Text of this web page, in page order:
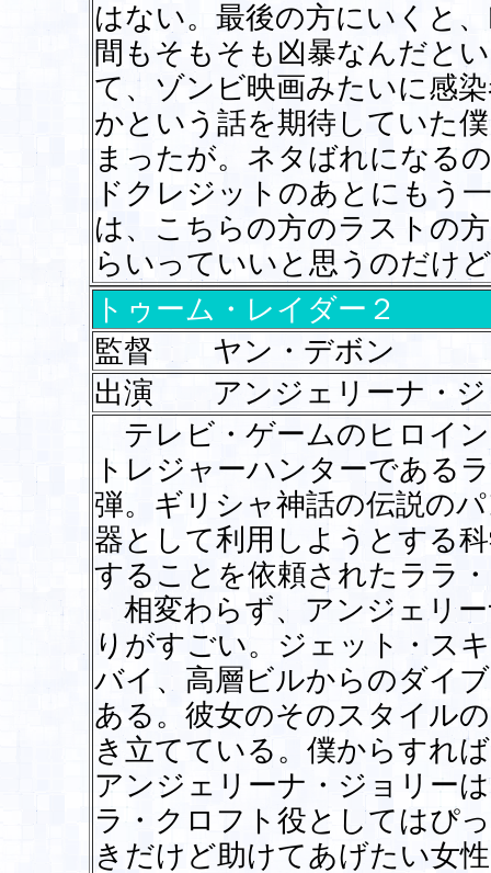
はない。最後の方にいくと
間もそもそも凶暴なんだと
て、ゾンビ映画みたいに感
かという話を期待していた
まったが。ネタばれになる
ドクレジットのあとにもう
は、こちらの方のラストの
らいっていいと思うのだけ
トゥーム・レイダー２
監督 ヤン・デボン
出演 アンジェリーナ・
テレビ・ゲームのヒロイ
トレジャーハンターである
弾。ギリシャ神話の伝説の
器として利用しようとする
することを依頼されたララ
相変わらず、アンジェリ
りがすごい。ジェット・ス
バイ、高層ビルからのダイ
ある。彼女のそのスタイル
き立てている。僕からすれ
アンジェリーナ・ジョリー
ラ・クロフト役としてはぴ
きだけど助けてあげたい女